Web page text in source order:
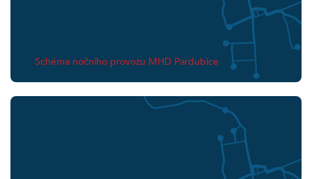
Schéma nočního provozu MHD Pardubice